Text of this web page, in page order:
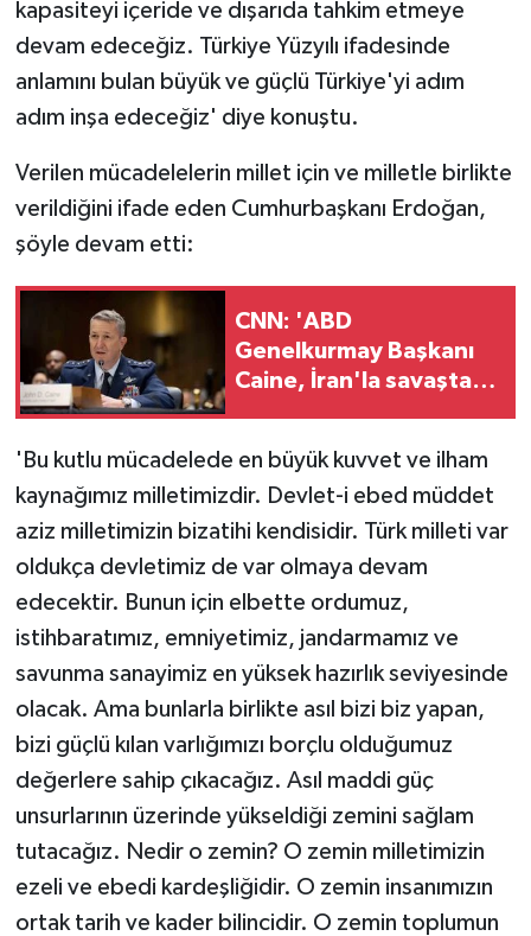
kapasiteyi içeride ve dışarıda tahkim etmeye
devam edeceğiz. Türkiye Yüzyılı ifadesinde
anlamını bulan büyük ve güçlü Türkiye'yi adım
adım inşa edeceğiz' diye konuştu.
Verilen mücadelelerin millet için ve milletle birlikte
verildiğini ifade eden Cumhurbaşkanı Erdoğan,
şöyle devam etti:
CNN: 'ABD
Genelkurmay Başkanı
Caine, İran'la savaştan
'Bu kutlu mücadelede en büyük kuvvet ve ilham
kaynağımız milletimizdir. Devlet-i ebed müddet
aziz milletimizin bizatihi kendisidir. Türk milleti var
oldukça devletimiz de var olmaya devam
edecektir. Bunun için elbette ordumuz,
istihbaratımız, emniyetimiz, jandarmamız ve
savunma sanayimiz en yüksek hazırlık seviyesinde
olacak. Ama bunlarla birlikte asıl bizi biz yapan,
bizi güçlü kılan varlığımızı borçlu olduğumuz
değerlere sahip çıkacağız. Asıl maddi güç
unsurlarının üzerinde yükseldiği zemini sağlam
tutacağız. Nedir o zemin? O zemin milletimizin
ezeli ve ebedi kardeşliğidir. O zemin insanımızın
ortak tarih ve kader bilincidir. O zemin toplumun